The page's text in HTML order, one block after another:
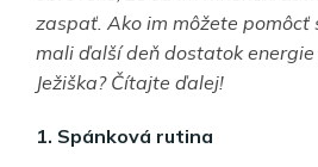
zaspať. Ako im môžete pomôcť
mali ďalší deň dostatok
Ježiška? Čítajte ďalej!
1. Spánková rutina